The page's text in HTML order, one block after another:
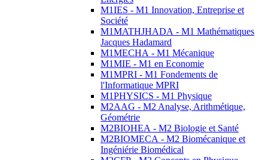
M1IES - M1 Innovation, Entreprise et
Société
M1MATHJHADA - M1 Mathématiques
Jacques Hadamard
M1MECHA - M1 Mécanique
M1MIE - M1 en Economie
M1MPRI - M1 Fondements de
l'Informatique MPRI
M1PHYSICS - M1 Physique
M2AAG - M2 Analyse, Arithmétique,
Géométrie
M2BIOHEA - M2 Biologie et Santé
M2BIOMECA - M2 Biomécanique et
Ingéniérie Biomédical